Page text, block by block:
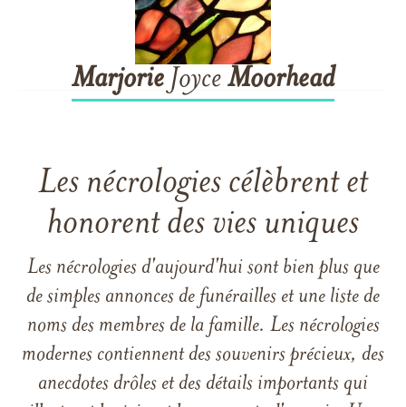
Marjorie Joyce Moorhead
Les nécrologies célèbrent et
honorent des vies uniques
Les nécrologies d'aujourd'hui sont bien plus que
de simples annonces de funérailles et une liste de
noms des membres de la famille. Les nécrologies
modernes contiennent des souvenirs précieux, des
anecdotes drôles et des détails importants qui